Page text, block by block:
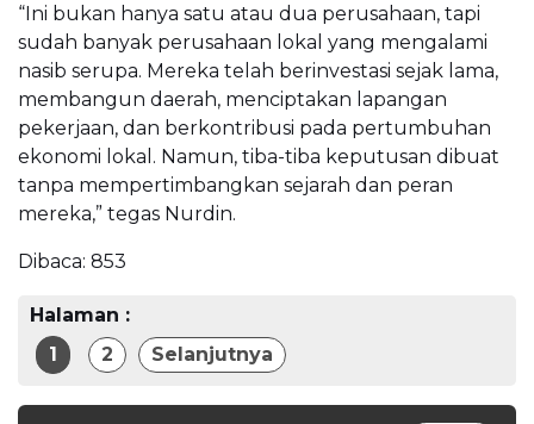
“Ini bukan hanya satu atau dua perusahaan, tapi
sudah banyak perusahaan lokal yang mengalami
nasib serupa. Mereka telah berinvestasi sejak lama,
membangun daerah, menciptakan lapangan
pekerjaan, dan berkontribusi pada pertumbuhan
ekonomi lokal. Namun, tiba-tiba keputusan dibuat
tanpa mempertimbangkan sejarah dan peran
mereka,” tegas Nurdin.
Dibaca: 853
Halaman :
1
2 Selanjutnya